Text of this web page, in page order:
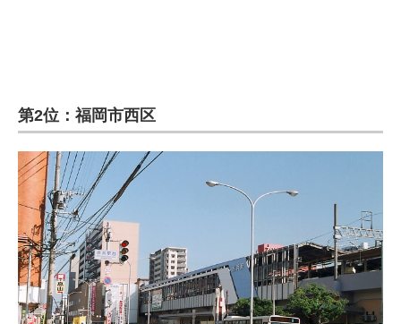
第2位：福岡市西区